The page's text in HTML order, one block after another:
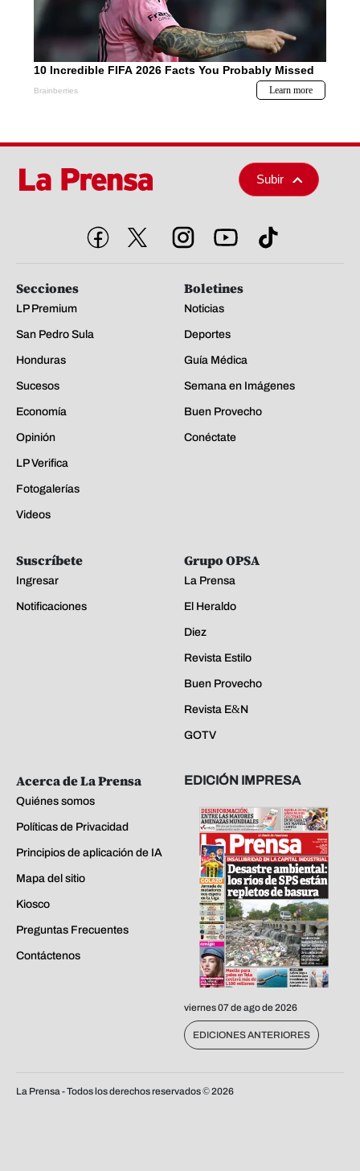
Subir
Secciones
LP Premium
San Pedro Sula
Honduras
Sucesos
Economía
Opinión
LP Verifica
Fotogalerías
Videos
Boletines
Noticias
Deportes
Guía Médica
Semana en Imágenes
Buen Provecho
Conéctate
Suscríbete
Ingresar
Notificaciones
Grupo OPSA
La Prensa
El Heraldo
Diez
Revista Estilo
Buen Provecho
Revista E&N
GOTV
Acerca de La Prensa
Quiénes somos
Políticas de Privacidad
Principios de aplicación de IA
Mapa del sitio
Kiosco
Preguntas Frecuentes
Contáctenos
EDICIÓN IMPRESA
viernes 07 de ago de 2026
EDICIONES ANTERIORES
La Prensa - Todos los derechos reservados ©2026